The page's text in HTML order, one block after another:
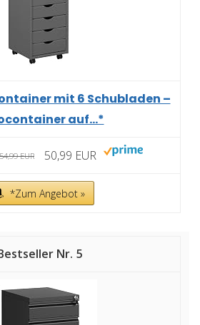
mit 6 Schubladen –
auf...*
54,99 EUR 50,99 EUR
*Zum Angebot »
5